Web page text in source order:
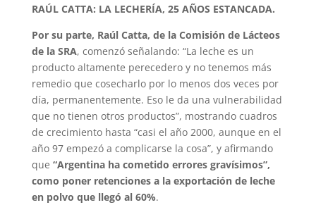
RAÚL CATTA: LA LECHERÍA, 25 AÑOS ESTANCADA.
Por su parte, Raúl Catta, de la Comisión de Lácteos
de la SRA, comenzó señalando: “La leche es un
producto altamente perecedero y no tenemos más
remedio que cosecharlo por lo menos dos veces por
día, permanentemente. Eso le da una vulnerabilidad
que no tienen otros productos”, mostrando cuadros
de crecimiento hasta “casi el año 2000, aunque en el
año 97 empezó a complicarse la cosa”, y afirmando
que “Argentina ha cometido errores gravísimos”,
como poner retenciones a la exportación de leche
en polvo que llegó al 60%.